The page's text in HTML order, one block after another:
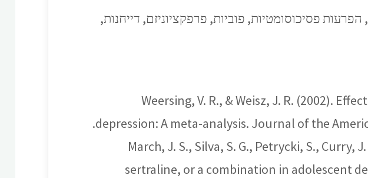
פסיכוסומטיות, פוביות, פרפקציוניזם, דייחנות,
Weersing, V. R., & Weisz, J. R. (2002).
depression: A meta-analysis. Journal of the
March, J. S., Silva, S. G., Petrycki, S., Curry,
sertraline, or a combination in adolescent